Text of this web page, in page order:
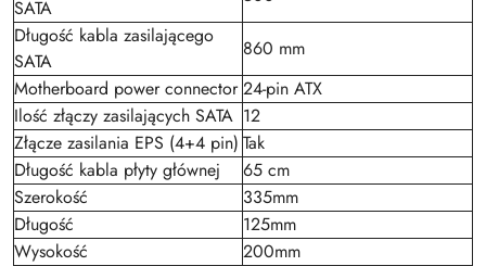
SATA
Długość kabla zasilającego
SATA
860 mm
Motherboard power connector 24-pin ATX
Ilość złączy zasilających SATA 12
Złącze zasilania EPS (4+4 pin) Tak
Długość kabla płyty głównej
65 cm
Szerokość
335mm
Długość
125mm
Wysokość
200mm